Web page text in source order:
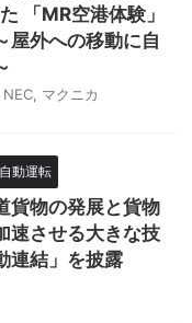
「MR空港体験」
屋外への移動に自
NEC マクニカ
自動運転
貨物の発展と貨物
速させる大きな技
連結」を披露